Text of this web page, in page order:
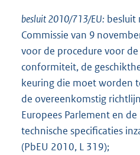
besluit 2010/713/EU: besluit
Commissie van 9
voor de procedure voor
conformiteit, de
keuring die moet worden
de overeenkomstig
Europees Parlement en
technische specificaties
(PbEU 2010, L 319);